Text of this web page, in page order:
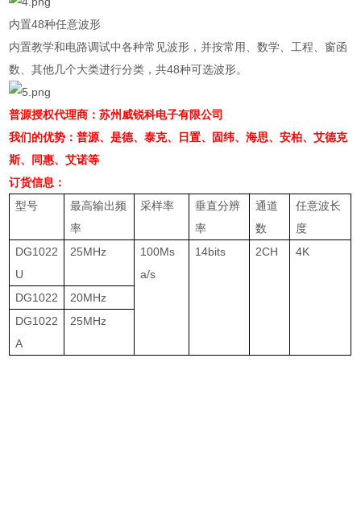
内置48种任意波形
内置教学和电路调试中各种常见波形，并按常用、数学、工程、窗函
数、其他几个大类进行分类，共48种可选波形。
普源授权代理商：苏州威锐科电子有限公司
我们的优势：普源、是德、泰克、日置、固纬、海思、安柏、艾德克
斯、同惠、艾诺等
订货信息：
型号
最高输出频
率
采样率
垂直分辨
率
通道
数
任意波长
度
DG1022
U
25MHz
100Ms
a/s
14bits 2CH 4K
DG1022
20MHz
DG1022
A
25MHz